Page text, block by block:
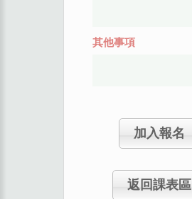
其他事項
加入報名
返回課表區